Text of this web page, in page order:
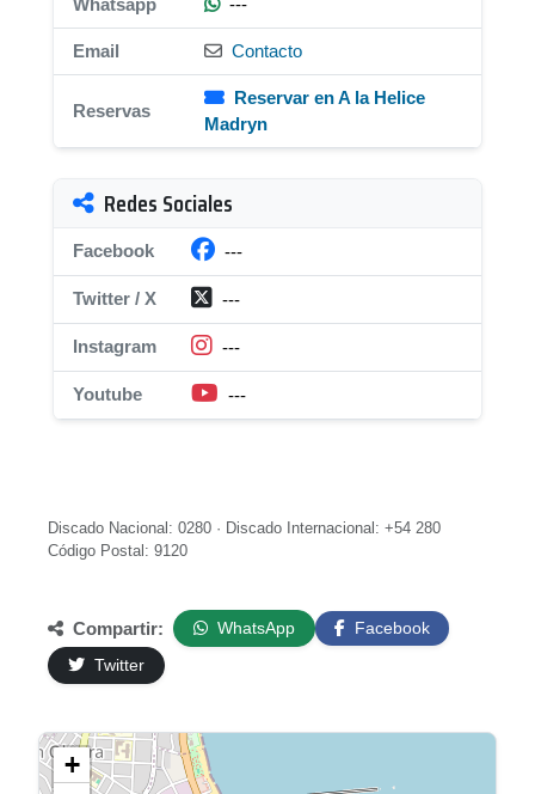
Whatsapp ---
Email Contacto
Reservas
Reservar en A la Helice
Madryn
Redes Sociales
Facebook ---
Twitter / X ---
Instagram ---
Youtube ---
Discado Nacional: 0280 · Discado Internacional: +54 280
Código Postal: 9120
Compartir: WhatsApp
Facebook
Twitter
+